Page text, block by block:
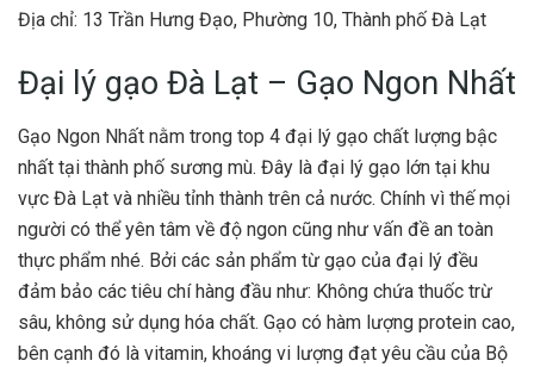
Địa chỉ: 13 Trần Hưng Đạo, Phường 10, Thành phố Đà Lạt
Đại lý gạo Đà Lạt – Gạo Ngon Nhất
Gạo Ngon Nhất nằm trong top 4 đại lý gạo chất lượng bậc
nhất tại thành phố sương mù. Đây là đại lý gạo lớn tại khu
vực Đà Lạt và nhiều tỉnh thành trên cả nước. Chính vì thế mọi
người có thể yên tâm về độ ngon cũng như vấn đề an toàn
thực phẩm nhé. Bởi các sản phẩm từ gạo của đại lý đều
đảm bảo các tiêu chí hàng đầu như: Không chứa thuốc trừ
sâu, không sử dụng hóa chất. Gạo có hàm lượng protein cao,
bên cạnh đó là vitamin, khoáng vi lượng đạt yêu cầu của Bộ